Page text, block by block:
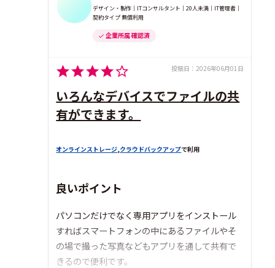
デザイン・製作｜ITコンサルタント｜20人未満｜IT管理者｜
契約タイプ 無償利用
企業所属 確認済
投稿日： 2026年06月01日
いろんなデバイスでファイルの共
有ができます。
オンラインストレージ,クラウドバックアップで利用
良いポイント
パソコンだけでなく専用アプリをインストール
すればスマートフォンの中にあるファイルやそ
の場で撮った写真などもアプリを通して共有で
きるので便利です。